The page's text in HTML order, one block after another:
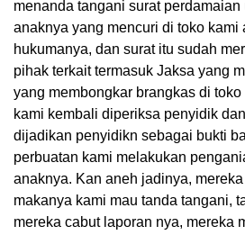
menanda tangani surat perdamaian
anaknya yang mencuri di toko kami
hukumanya, dan surat itu sudah
pihak terkait termasuk Jaksa yang
yang membongkar brangkas di
kami kembali diperiksa penyidik
dijadikan penyidikn sebagai bukti
perbuatan kami melakukan
anaknya. Kan aneh jadinya,
makanya kami mau tanda tangani,
mereka cabut laporan nya, mereka